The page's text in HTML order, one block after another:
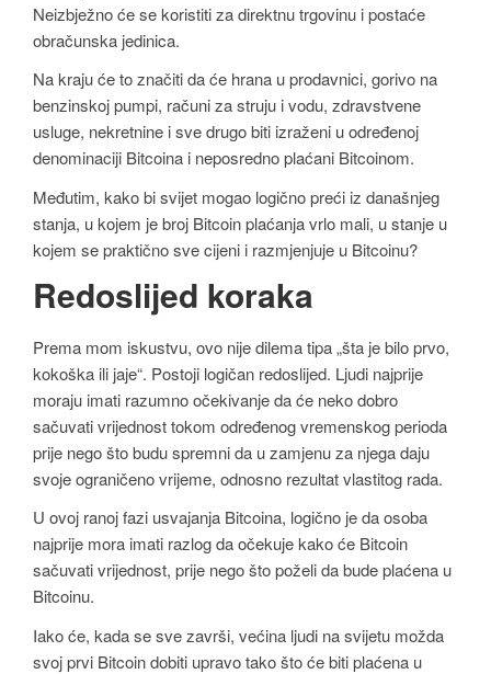
Neizbježno će se koristiti za direktnu trgovinu i postaće
obračunska jedinica.
Na kraju će to značiti da će hrana u prodavnici, gorivo na
benzinskoj pumpi, računi za struju i vodu, zdravstvene
usluge, nekretnine i sve drugo biti izraženi u određenoj
denominaciji Bitcoina i neposredno plaćani Bitcoinom.
Međutim, kako bi svijet mogao logično preći iz današnjeg
stanja, u kojem je broj Bitcoin plaćanja vrlo mali, u stanje u
kojem se praktično sve cijeni i razmjenjuje u Bitcoinu?
Redoslijed koraka
Prema mom iskustvu, ovo nije dilema tipa „šta je bilo prvo,
kokoška ili jaje“. Postoji logičan redoslijed. Ljudi najprije
moraju imati razumno očekivanje da će neko dobro
sačuvati vrijednost tokom određenog vremenskog perioda
prije nego što budu spremni da u zamjenu za njega daju
svoje ograničeno vrijeme, odnosno rezultat vlastitog rada.
U ovoj ranoj fazi usvajanja Bitcoina, logično je da osoba
najprije mora imati razlog da očekuje kako će Bitcoin
sačuvati vrijednost, prije nego što poželi da bude plaćena u
Bitcoinu.
Iako će, kada se sve završi, većina ljudi na svijetu možda
svoj prvi Bitcoin dobiti upravo tako što će biti plaćena u